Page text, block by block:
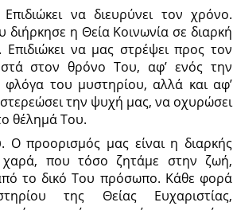
να διευρύνει τον χρόνο.
διήρκησε η Θεία Κοινωνία σε διαρκή
να μας στρέψει προς τον
στον θρόνο Του, αφ’ ενός την
του μυστηρίου, αλλά και αφ’
την ψυχή μας, να οχυρώσει
θέλημά Του.
Ο προορισμός μας είναι η διαρκής
που τόσο ζητάμε στην ζωή,
το δικό Του πρόσωπο. Κάθε φορά
της Θείας Ευχαριστίας,